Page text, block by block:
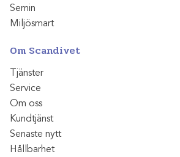
Semin
Miljösmart
Om Scandivet
Tjänster
Service
Om oss
Kundtjänst
Senaste nytt
Hållbarhet